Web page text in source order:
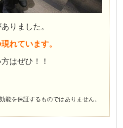
りました。
れています。
はぜひ！！
を保証するものではありません。